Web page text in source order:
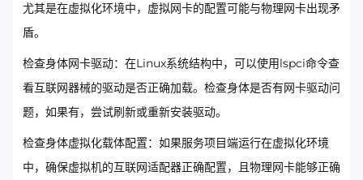
尤其是在虚拟化环境中，虚拟网卡的配置可能与物理网卡出现矛
盾。
检查身体网卡驱动：在Linux系统结构中，可以使用lspci命令查
看互联网器械的驱动是否正确加载。检查身体是否有网卡驱动问
题，如果有，尝试刷新或重新安装驱动。
检查身体虚拟化载体配置：如果服务项目端运行在虚拟化环境
中，确保虚拟机的互联网适配器正确配置，且物理网卡能够正确